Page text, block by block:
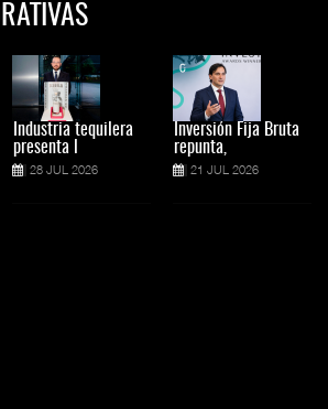
Industria tequilera
presenta l
28 JUL 2026
Inversión Fija Bruta
repunta,
21 JUL 2026